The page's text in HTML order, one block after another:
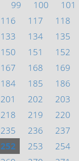
99 100 101
116 117 118
133 134 135
150 151 152
167 168 169
184 185 186
201 202 203
218 219 220
235 236 237
252 253 254